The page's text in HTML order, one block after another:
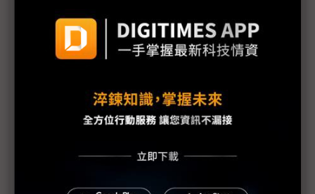
入NVIDIA
川普10萬美元H-1B簽證費用爭議延燒 美國商會提起
魏哲家自嘲含淚打造台積美廠 NYT剖析1.8萬條法規
如何綁住晶圓代工龍頭手腳
從DeepSeek到H200鬆綁 盤點NVIDIA 2025年十大